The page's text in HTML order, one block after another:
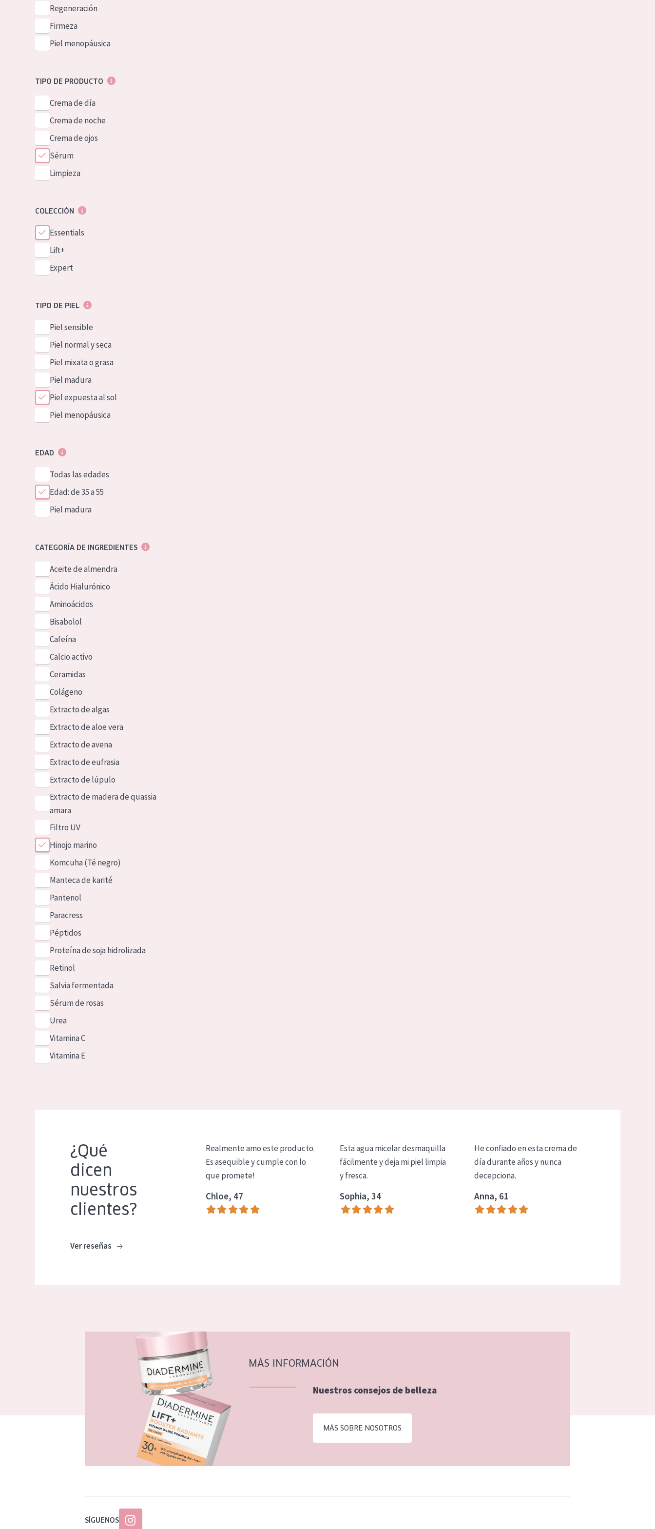
German
Spanish
Greek
Regeneración
Firmeza
Piel menopáusica
TIPO DE PRODUCTO
Crema de día
Crema de noche
Crema de ojos
Sérum
Limpieza
COLECCIÓN
Essentials
Lift+
Expert
TIPO DE PIEL
Piel sensible
Piel normal y seca
Piel mixata o grasa
Piel madura
Piel expuesta al sol
Piel menopáusica
EDAD
Todas las edades
Edad: de 35 a 55
Piel madura
CATEGORÍA DE INGREDIENTES
Aceite de almendra
Ácido Hialurónico
Aminoácidos
Bisabolol
Cafeína
Calcio activo
Ceramidas
Colágeno
Extracto de algas
Extracto de aloe vera
Extracto de avena
Extracto de eufrasia
Extracto de lúpulo
Extracto de madera de quassia
amara
Filtro UV
Hinojo marino
Komcuha (Té negro)
Manteca de karité
Pantenol
Paracress
Péptidos
Proteína de soja hidrolizada
Retinol
Salvia fermentada
Sérum de rosas
Urea
Vitamina C
Vitamina E
¿Qué
dicen
nuestros
clientes?
Ver reseñas
Realmente amo este producto.
Es asequible y cumple con lo
que promete!
Chloe, 47
Esta agua micelar desmaquilla
fácilmente y deja mi piel limpia
y fresca.
Sophia, 34
He confiado en esta crema de
día durante años y nunca
decepciona.
Anna, 61
MÁS INFORMACIÓN
Nuestros consejos de belleza
MÁS SOBRE NOSOTROS
SÍGUENOS